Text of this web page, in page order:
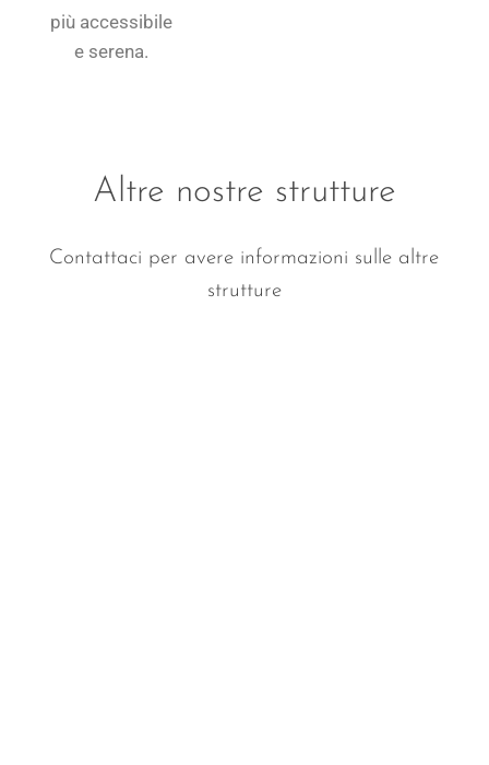
più accessibile
e serena.
Altre nostre strutture
Contattaci per avere informazioni sulle altre
strutture